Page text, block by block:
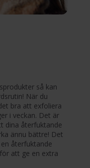
så kan
När du
bra att exfoliera
i veckan. Det är
dina återfuktande
ännu bättre! Det
återfuktande
att ge en extra